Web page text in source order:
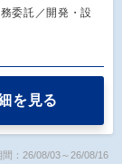
委託／開発・設
を見る
間：26/08/03～26/08/16